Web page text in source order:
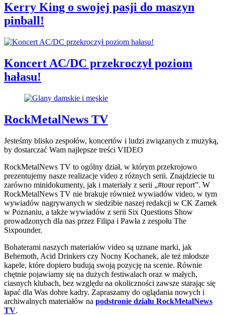
Kerry King o swojej pasji do maszyn
pinball!
Koncert AC/DC przekroczył poziom
hałasu!
RockMetalNews TV
Jesteśmy blisko zespołów, koncertów i ludzi związanych z muzyką,
by dostarczać Wam najlepsze treści VIDEO
RockMetalNews TV to ogólny dział, w którym przekrojowo
prezentujemy nasze realizacje video z różnych serii. Znajdziecie tu
zarówno minidokumenty, jak i materiały z serii „#tour report”. W
RockMetalNews TV nie brakuje również wywiadów video, w tym
wywiadów nagrywanych w siedzibie naszej redakcji w CK Zamek
w Poznaniu, a także wywiadów z serii Six Questions Show
prowadzonych dla nas przez Filipa i Pawła z zespołu The
Sixpounder.
Bohaterami naszych materiałów video są uznane marki, jak
Behemoth, Acid Drinkers czy Nocny Kochanek, ale też młodsze
kapele, które dopiero budują swoją pozycję na scenie. Równie
chętnie pojawiamy się na dużych festiwalach oraz w małych,
ciasnych klubach, bez względu na okoliczności zawsze starając się
łapać dla Was dobre kadry. Zapraszamy do oglądania nowych i
archiwalnych materiałów na podstronie działu RockMetalNews
TV.